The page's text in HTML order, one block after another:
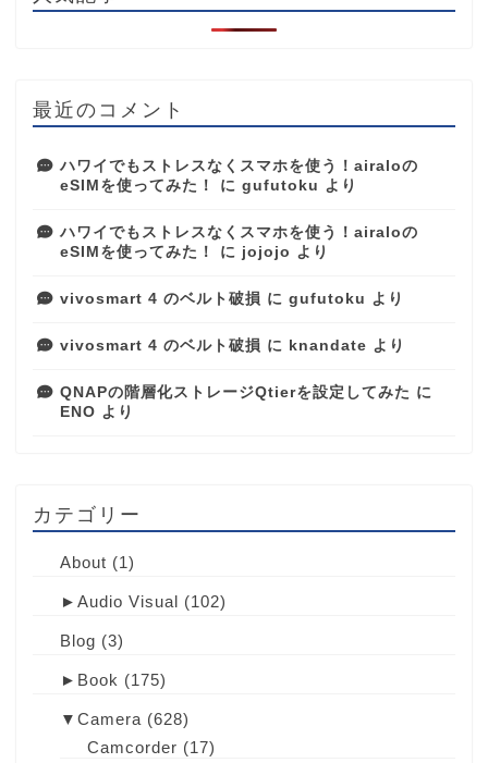
最近のコメント
ハワイでもストレスなくスマホを使う！airaloの
eSIMを使ってみた！
に gufutoku より
ハワイでもストレスなくスマホを使う！airaloの
eSIMを使ってみた！
に jojojo より
vivosmart 4 のベルト破損 に gufutoku より
vivosmart 4 のベルト破損 に knandate より
QNAPの階層化ストレージQtierを設定してみた に
ENO より
カテゴリー
About (1)
► Audio Visual (102)
Blog (3)
► Book (175)
▼ Camera (628)
Camcorder (17)